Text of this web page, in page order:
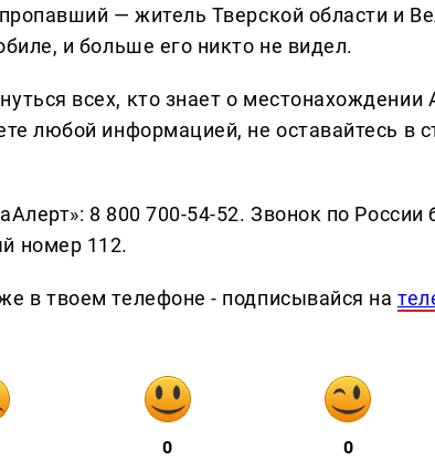
— житель Тверской области и
и больше его никто не видел.
всех, кто знает о местонахождении
любой информацией, не оставайтесь в
8 800 700-54-52. Звонок по России
номер 112.
в твоем телефоне - подписывайся на
0 0